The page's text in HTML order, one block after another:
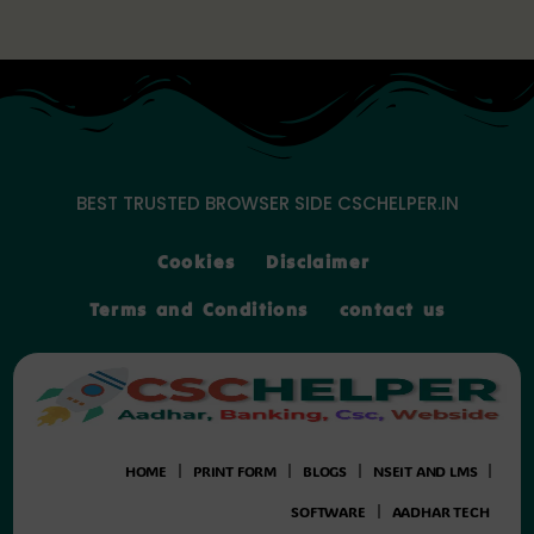
to
BEST TRUSTED BROWSER SIDE CSCHELPER.IN
Cookies Disclaimer
Terms and Conditions contact us
HOME PRINT FORM BLOGS NSEIT AND LMS
SOFTWARE AADHAR TECH